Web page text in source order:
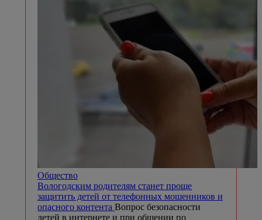
Общество
Вологодским родителям станет проще
защитить детей от телефонных мошенников и
опасного контента Вопрос безопасности
детей в интернете и при общении по